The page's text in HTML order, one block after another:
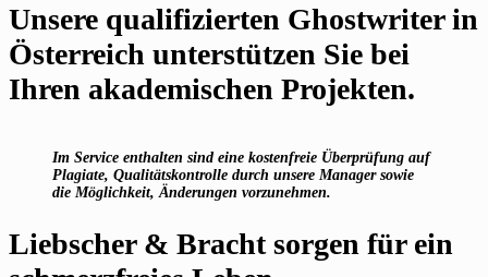
Unsere qualifizierten Ghostwriter in
Österreich unterstützen Sie bei
Ihren akademischen Projekten.
Im Service enthalten sind eine kostenfreie Überprüfung auf
Plagiate, Qualitätskontrolle durch unsere Manager sowie
die Möglichkeit, Änderungen vorzunehmen.
Liebscher & Bracht sorgen für ein